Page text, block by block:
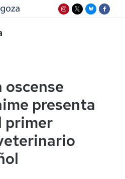
oscense
presenta
primer